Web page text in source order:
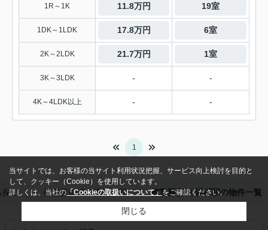
1R～1K 11.8万円 19室
1DK～1LDK 17.8万円 6室
2K～2LDK 21.7万円 1室
3K～3LDK - -
4K～4LDK以上 - -
1
探す 都営新宿線の物件一覧 都営新宿線 浜町駅の物件一覧
当サイトでは、お客様の当サイト利用状況把握、サービス向上検討を目的と
して、クッキー（Cookie）を使用しています。
詳しくは、当社の「Cookieの取扱いについて」をご確認ください。
閉じる